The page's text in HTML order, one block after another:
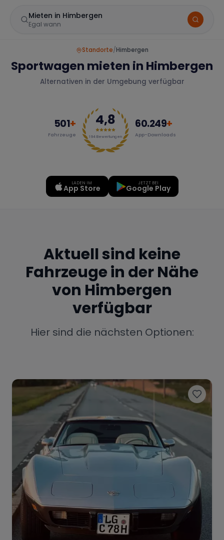
Mieten in Himbergen
Egal wann
Marke
Mercedes BMW Audi
McLaren Ford Jaguar
Tesla Chevrolet Dodge
Bentley Rolls Royce Aston Martin
Bugatti Lotus Maserati
Range Rover Corvette
Wann
Zeitraum wählen
Standorte/Himbergen
Sportwagen mieten in Himbergen
Alternativen in der Umgebung verfügbar
501+
Fahrzeuge
4,8
194Bewertungen
60.249+
App-Downloads
LADEN IM
App Store
JETZT BEI
Google Play
Aktuell sind keine
Fahrzeuge in der Nähe
von Himbergen
verfügbar
Hier sind die nächsten Optionen: